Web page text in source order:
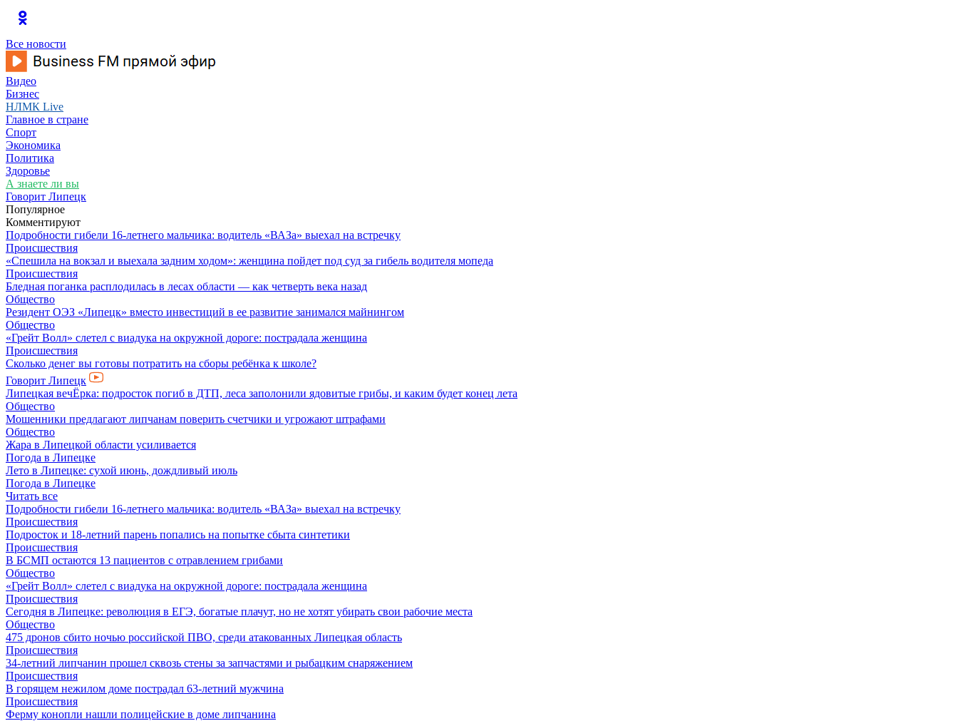
Все новости
Видео
Бизнес
НЛМК Live
Главное в стране
Спорт
Экономика
Политика
Здоровье
А знаете ли вы
Говорит Липецк
Популярное
Комментируют
Подробности гибели 16-летнего мальчика: водитель «ВАЗа» выехал на встречку
Происшествия
«Спешила на вокзал и выехала задним ходом»: женщина пойдет под суд за гибель водителя мопеда
Происшествия
Бледная поганка расплодилась в лесах области — как четверть века назад
Общество
Резидент ОЭЗ «Липецк» вместо инвестиций в ее развитие занимался майнингом
Общество
«Грейт Волл» слетел с виадука на окружной дороге: пострадала женщина
Происшествия
Сколько денег вы готовы потратить на сборы ребёнка к школе?
Говорит Липецк
Липецкая вечЁрка: подросток погиб в ДТП, леса заполонили ядовитые грибы, и каким будет конец лета
Общество
Мошенники предлагают липчанам поверить счетчики и угрожают штрафами
Общество
Жара в Липецкой области усиливается
Погода в Липецке
Лето в Липецке: сухой июнь, дождливый июль
Погода в Липецке
Читать все
Подробности гибели 16-летнего мальчика: водитель «ВАЗа» выехал на встречку
Происшествия
Подросток и 18-летний парень попались на попытке сбыта синтетики
Происшествия
В БСМП остаются 13 пациентов с отравлением грибами
Общество
«Грейт Волл» слетел с виадука на окружной дороге: пострадала женщина
Происшествия
Сегодня в Липецке: революция в ЕГЭ, богатые плачут, но не хотят убирать свои рабочие места
Общество
475 дронов сбито ночью российской ПВО, среди атакованных Липецкая область
Происшествия
34-летний липчанин прошел сквозь стены за запчастями и рыбацким снаряжением
Происшествия
В горящем нежилом доме пострадал 63-летний мужчина
Происшествия
Ферму конопли нашли полицейские в доме липчанина